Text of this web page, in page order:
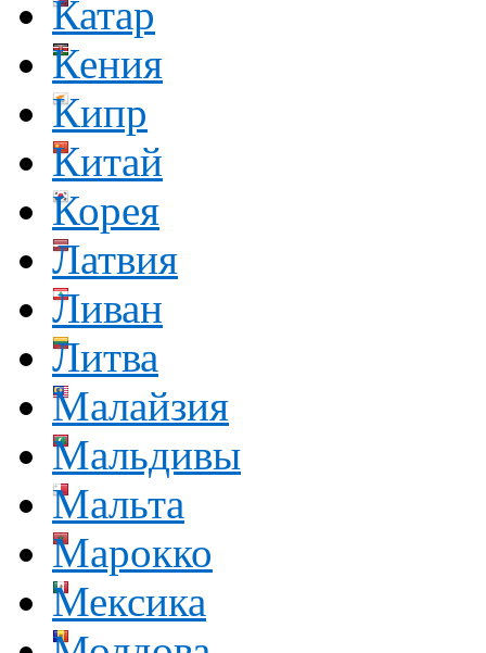
Катар
Кения
Кипр
Китай
Корея
Латвия
Ливан
Литва
Малайзия
Мальдивы
Мальта
Марокко
Мексика